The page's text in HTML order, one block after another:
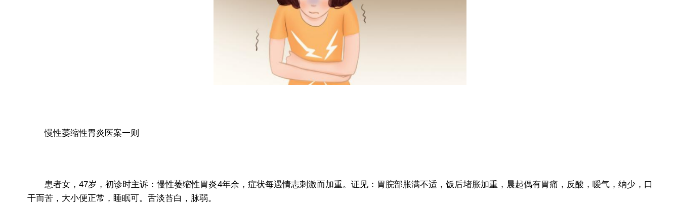
慢性萎缩性胃炎医案一则
患者女，47岁，初诊时主诉：慢性萎缩性胃炎4年余，症状每遇情志刺激而加重。证见：胃脘部胀满不适，饭后堵胀加重，晨起偶有胃痛，反酸，嗳气，纳少，口
干而苦，大小便正常，睡眠可。舌淡苔白，脉弱。